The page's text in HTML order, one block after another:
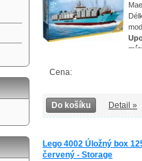
hrany a na boční straně
potisku- viz foto
Cena:
Do košíku Detail »
Lego 4002 Úložný box
červený - Storage